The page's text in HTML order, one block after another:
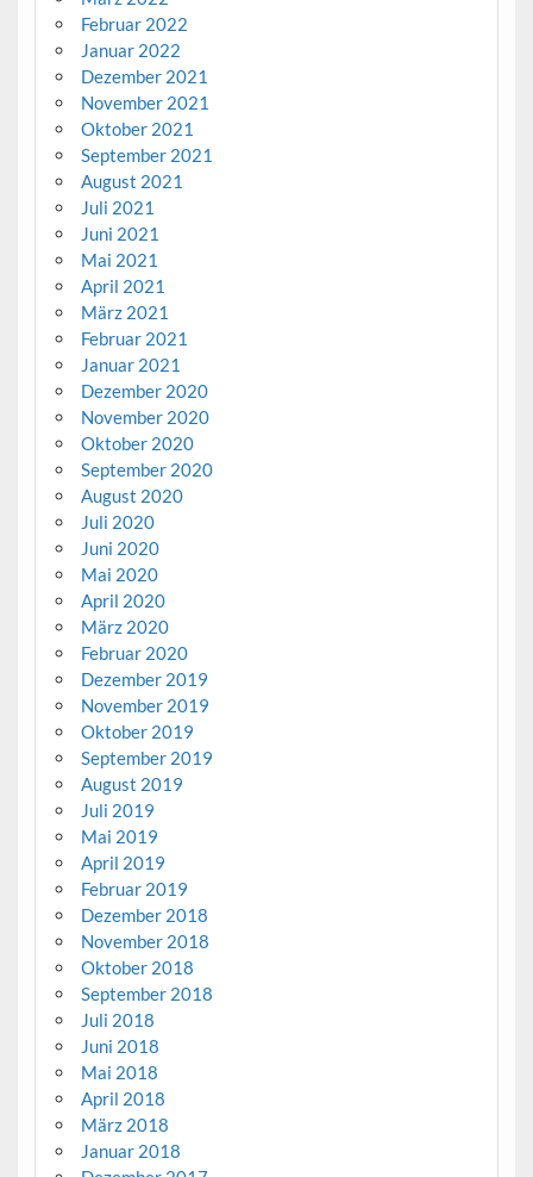
Februar 2022
Januar 2022
Dezember 2021
November 2021
Oktober 2021
September 2021
August 2021
Juli 2021
Juni 2021
Mai 2021
April 2021
März 2021
Februar 2021
Januar 2021
Dezember 2020
November 2020
Oktober 2020
September 2020
August 2020
Juli 2020
Juni 2020
Mai 2020
April 2020
März 2020
Februar 2020
Dezember 2019
November 2019
Oktober 2019
September 2019
August 2019
Juli 2019
Mai 2019
April 2019
Februar 2019
Dezember 2018
November 2018
Oktober 2018
September 2018
Juli 2018
Juni 2018
Mai 2018
April 2018
März 2018
Januar 2018